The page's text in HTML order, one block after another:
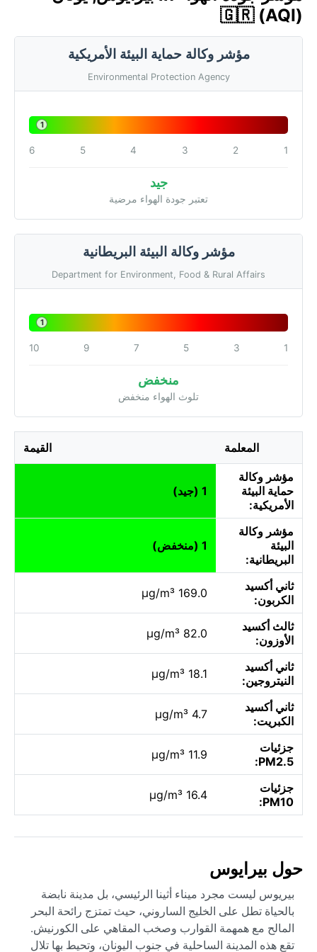
🇬🇷 (AQI)
مؤشر وكالة حماية البيئة الأمريكية
Environmental Protection Agency
1
1
2
3
4
5
6
جيد
تعتبر جودة الهواء مرضية
مؤشر وكالة البيئة البريطانية
Department for Environment, Food & Rural Affairs
1
1
3
5
7
9
10
منخفض
تلوث الهواء منخفض
المعلمة القيمة
مؤشر وكالة
حماية البيئة
الأمريكية:
1 (جيد)
مؤشر وكالة
البيئة
البريطانية:
1 (منخفض)
ثاني أكسيد
الكربون:
169.0 µg/m³
ثالث أكسيد
الأوزون:
82.0 µg/m³
ثاني أكسيد
النيتروجين:
18.1 µg/m³
ثاني أكسيد
الكبريت:
4.7 µg/m³
جزئيات
PM2.5:
11.9 µg/m³
جزئيات
PM10:
16.4 µg/m³
حول بيرايوس
بيريوس ليست مجرد ميناء أثينا الرئيسي، بل مدينة نابضة
بالحياة تطل على الخليج الساروني، حيث تمتزج رائحة البحر
المالح مع همهمة القوارب وصخب المقاهي على الكورنيش.
تقع هذه المدينة الساحلية في جنوب اليونان، وتحيط بها تلال